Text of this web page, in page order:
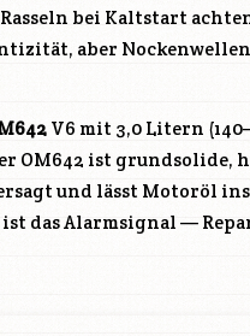
bei Kaltstart
aber
V6 mit 3,0 Litern
OM642 ist grundsolide,
und lässt Motoröl ins
das Alarmsignal —